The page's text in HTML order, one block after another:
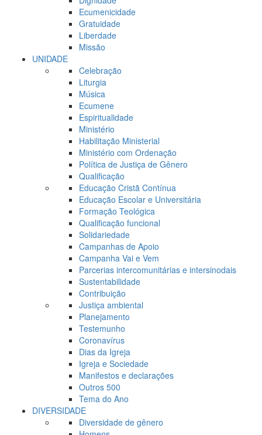
Ecumenicidade
Gratuidade
Liberdade
Missão
UNIDADE
Celebração
Liturgia
Música
Ecumene
Espiritualidade
Ministério
Habilitação Ministerial
Ministério com Ordenação
Política de Justiça de Gênero
Qualificação
Educação Cristã Contínua
Educação Escolar e Universitária
Formação Teológica
Qualificação funcional
Solidariedade
Campanhas de Apoio
Campanha Vai e Vem
Parcerias intercomunitárias e intersinodais
Sustentabilidade
Contribuição
Justiça ambiental
Planejamento
Testemunho
Coronavírus
Dias da Igreja
Igreja e Sociedade
Manifestos e declarações
Outros 500
Tema do Ano
DIVERSIDADE
Diversidade de gênero